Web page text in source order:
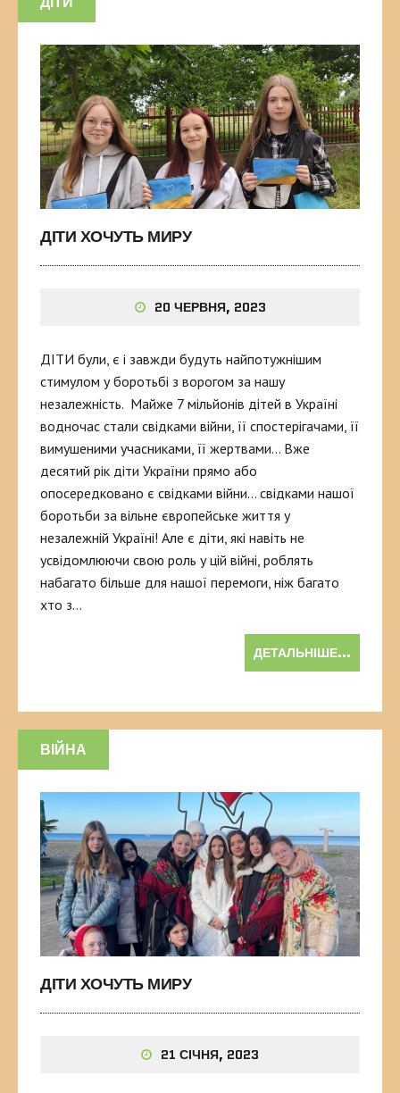
ДІТИ ХОЧУТЬ МИРУ
20 ЧЕРВНЯ, 2023
ДІТИ були, є і завжди будуть найпотужнішим
стимулом у боротьбі з ворогом за нашу
незалежність. Майже 7 мільйонів дітей в Україні
водночас стали свідками війни, її спостерігачами, її
вимушеними учасниками, її жертвами… Вже
десятий рік діти України прямо або
опосередковано є свідками війни… свідками нашої
боротьби за вільне європейське життя у
незалежній Україні! Але є діти, які навіть не
усвідомлюючи свою роль у цій війні, роблять
набагато більше для нашої перемоги, ніж багато
хто з…
ДЕТАЛЬНІШЕ...
ВІЙНА
ДІТИ ХОЧУТЬ МИРУ
21 СІЧНЯ, 2023